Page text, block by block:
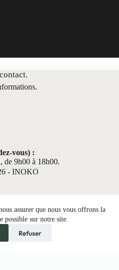
assurer que nous vous offrons la
possible sur notre site.
Refuser
vous) :
de 9h00 à 18h00.
- INOKO
A propos